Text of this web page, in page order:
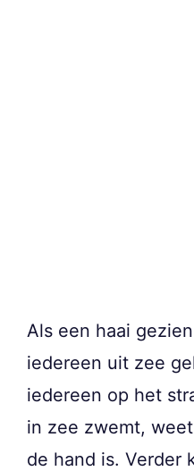
Als een haai
iedereen uit zee
iedereen op het
in zee zwemt,
de hand is. Verder